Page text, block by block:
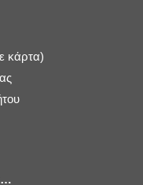
κάρτα)